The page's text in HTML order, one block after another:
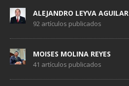
ALEJANDRO LEYVA AGUILAR
92 artículos publicados
MOISES MOLINA REYES
41 artículos publicados